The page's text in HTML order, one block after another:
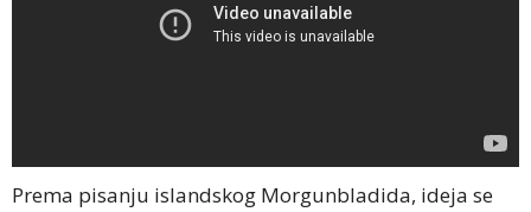
Prema pisanju islandskog Morgunbladida, ideja se